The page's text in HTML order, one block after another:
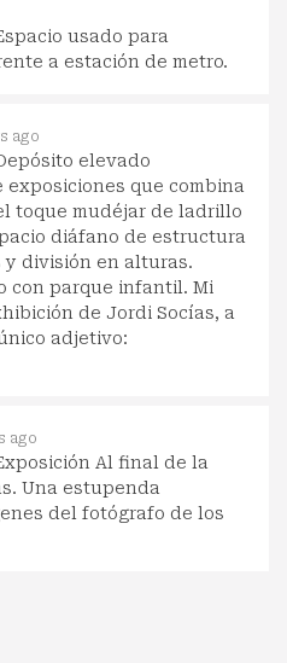
usado para
a estación de metro.
ago
elevado
que combina
toque mudéjar de ladrillo
diáfano de estructura
y división en alturas.
con parque infantil. Mi
de Jordi Socías, a
adjetivo:
ago
Al final de la
Una estupenda
del fotógrafo de los